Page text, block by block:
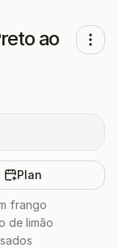
ao
Plan
frango
de limão